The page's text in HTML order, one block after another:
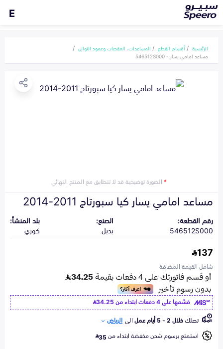
E
الرئيسية أقسام القطع
المساعدات، المقصات وعمود التوازن
مساعد امامي يسار - 546512S000
*الصورة توضيحية قد لا تتطابق مع المنتج النهائي
مساعد امامي يسار كيا سبورتاج 2011-2014
رقم القطعة:
546512S000
الصنع:
بديل
بلد المنشأ:
كوري
137
شامل القيمة المضافة
قسّمها على 4 دفعات ابتداء من
34.25
تصلكخلال 2 - 5 أيام عمل الى الرياض
استمتع برسوم شحن مخفضة ابتداء من35